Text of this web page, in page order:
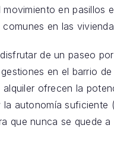
en pasillos
en las
de un paseo
en el barrio de
ofrecen la
la autonomía suficiente
que nunca se quede